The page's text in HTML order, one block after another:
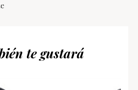
te gustará